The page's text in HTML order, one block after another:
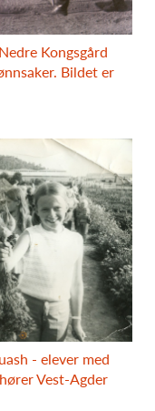
Kongsgård
Bildet er
- elever med
Vest-Agder